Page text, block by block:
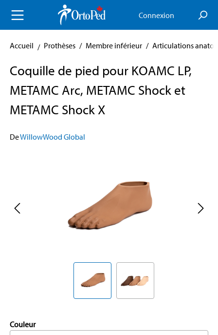
principal Connexion
Accueil Prothèses / Membre inférieur / Articulations
Coquille de pied pour KOAMC LP,
METAMC Arc, METAMC Shock et
METAMC Shock X
DeWillowWood Global
Couleur